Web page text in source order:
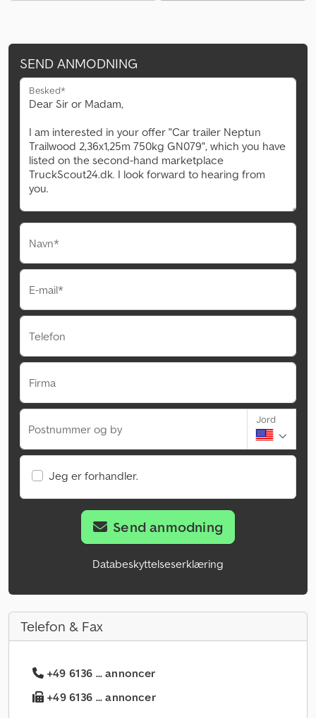
SEND ANMODNING
Besked*
Navn*
E-mail*
Telefon
Firma
Postnummer og by
Jord
Jeg er forhandler.
Send anmodning
Databeskyttelseserklæring
Telefon & Fax
+49 6136 ... annoncer
+49 6136 ... annoncer